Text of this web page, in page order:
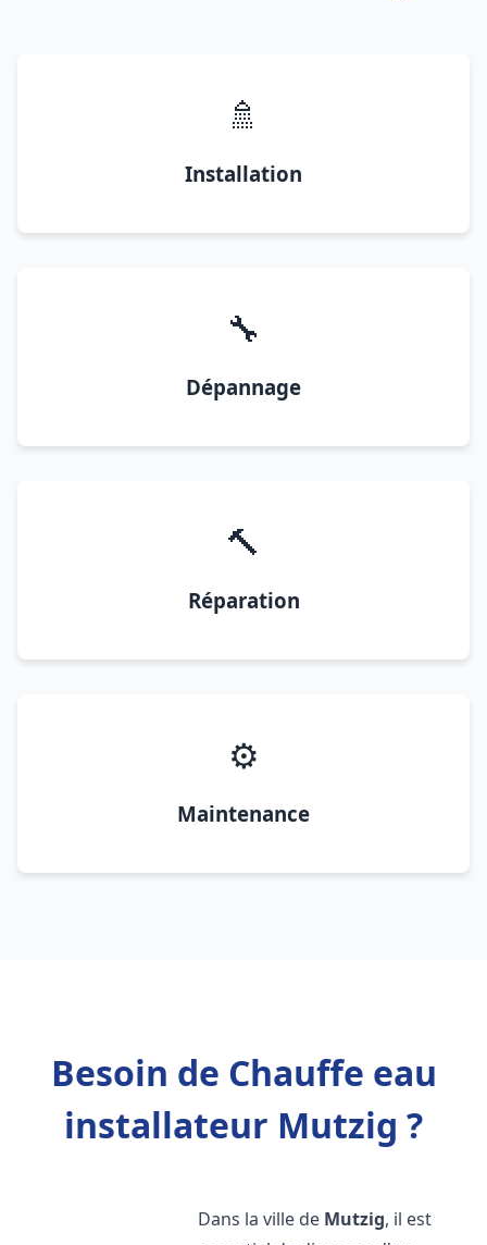
🚿
Installation
🔧
Dépannage
🔨
Réparation
⚙️
Maintenance
Besoin de Chauffe eau
installateur Mutzig ?
Dans la ville de Mutzig, il est